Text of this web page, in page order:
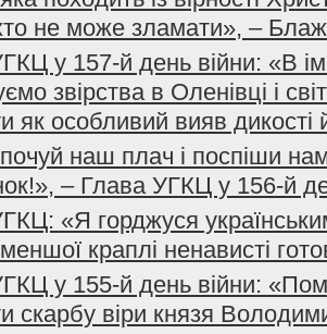
не може зламати», –
у 157-й день війни: «В
звірства в Оленівці і
як особливий вияв дикості
наш плач і поспіши
– Глава УГКЦ у 156-й
«Я горджуся
краплі ненависті
у 155-й день війни:
скарбу віри князя